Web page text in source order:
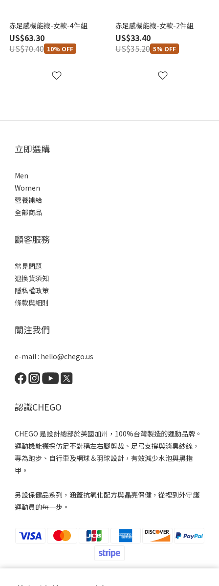
赤足感機能襪-女款-4件組
US$63.30
US$70.40 10% OFF
赤足感機能襪-女款-2件組
US$33.40
US$35.20 5% OFF
立即選購
Men
Women
營養補給
全部商品
顧客服務
常見問題
退換貨須知
隱私權政策
條款與細則
關注我們
e-mail : hello@chego.us
認識CHEGO
CHEGO 是設計總部於美國加州，100%台灣製造的運動品牌。
運動機能襪採仿足不對稱左右腳剪裁、足弓支撐與消臭紗線，
專為跑步、自行車及網球＆羽球設計，有效減少水泡與黑指
甲。
另設保健品系列，涵蓋抗氧化配方與晶亮保健，從裡到外守護
運動員的每一步。